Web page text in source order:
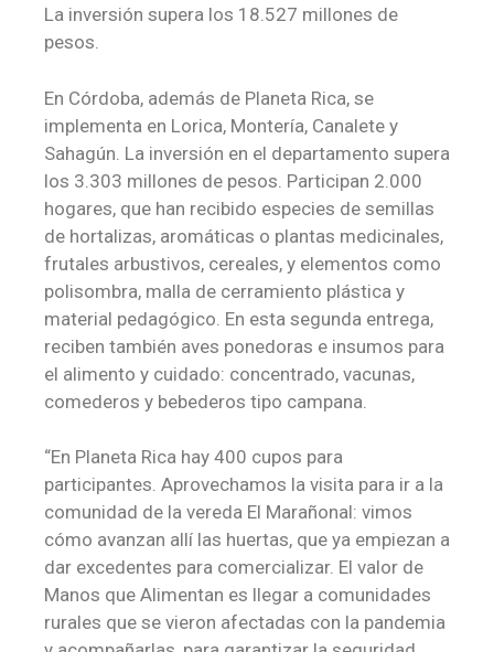
La inversión supera los 18.527 millones de
pesos.
En Córdoba, además de Planeta Rica, se
implementa en Lorica, Montería, Canalete y
Sahagún. La inversión en el departamento supera
los 3.303 millones de pesos. Participan 2.000
hogares, que han recibido especies de semillas
de hortalizas, aromáticas o plantas medicinales,
frutales arbustivos, cereales, y elementos como
polisombra, malla de cerramiento plástica y
material pedagógico. En esta segunda entrega,
reciben también aves ponedoras e insumos para
el alimento y cuidado: concentrado, vacunas,
comederos y bebederos tipo campana.
“En Planeta Rica hay 400 cupos para
participantes. Aprovechamos la visita para ir a la
comunidad de la vereda El Marañonal: vimos
cómo avanzan allí las huertas, que ya empiezan a
dar excedentes para comercializar. El valor de
Manos que Alimentan es llegar a comunidades
rurales que se vieron afectadas con la pandemia